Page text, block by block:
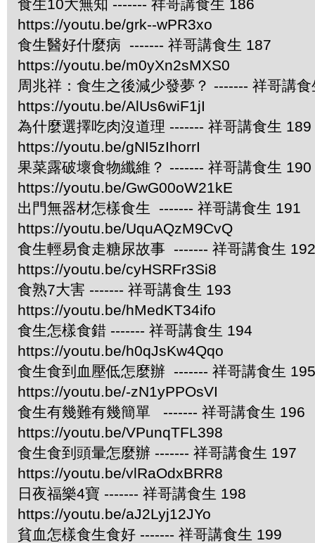
食生10大無知 ------- 祥哥講食生 186
https://youtu.be/grk--wPR3xo
食生醫好什麼病 ------- 祥哥講食生 187
https://youtu.be/m0yXn2sMXS0
周兆祥：食生之後減少發夢？ ------- 祥哥講
https://youtu.be/AlUs6wiF1jI
為什麼選擇吃肉沒道理 ------- 祥哥講食生 189
https://youtu.be/gNI5zIhorrI
果菜露破壞食物纖維？ ------- 祥哥講食生 190
https://youtu.be/GwG00oW21kE
出門無器材怎樣食生 ------- 祥哥講食生 191
https://youtu.be/UquAQzM9CvQ
食生輕易食走糖尿故事 ------- 祥哥講食生 192
https://youtu.be/cyHSRFr3Si8
食熟7大害 ------- 祥哥講食生 193
https://youtu.be/hMedKT34ifo
食生怎樣食錯 ------- 祥哥講食生 194
https://youtu.be/h0qJsKw4Qqo
食生食到血壓低怎麼辦 ------- 祥哥講食生 195
https://youtu.be/-zN1yPPOsVI
食生有幾難有幾簡單 ------- 祥哥講食生 196
https://youtu.be/VPunqTFL398
食生食到頭暈怎麼辦 ------- 祥哥講食生 197
https://youtu.be/vlRaOdxBRR8
日夜福樂4寶 ------- 祥哥講食生 198
https://youtu.be/aJ2Lyj12JYo
貧血怎樣食生食好 ------- 祥哥講食生 199